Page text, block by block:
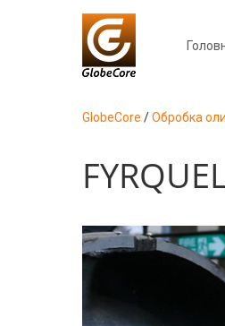
GlobeCore /Обробка